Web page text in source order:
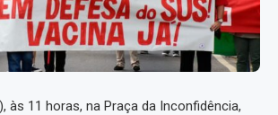
às 11 horas, na Praça da Inconfidência,